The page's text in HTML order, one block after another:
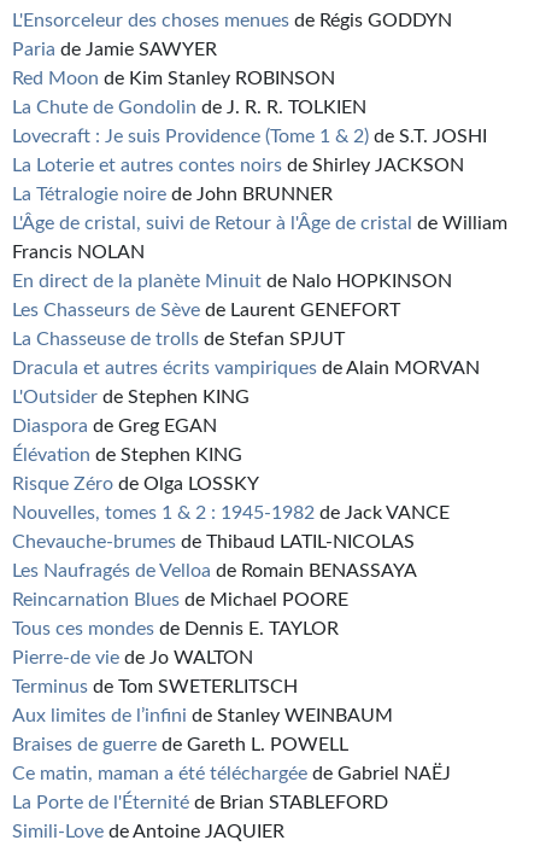
L'Ensorceleur des choses menues de Régis GODDYN
Paria de Jamie SAWYER
Red Moon de Kim Stanley ROBINSON
La Chute de Gondolin de J. R. R. TOLKIEN
Lovecraft : Je suis Providence (Tome 1 & 2) de S.T. JOSHI
La Loterie et autres contes noirs de Shirley JACKSON
La Tétralogie noire de John BRUNNER
L'Âge de cristal, suivi de Retour à l'Âge de cristal de William
Francis NOLAN
En direct de la planète Minuit de Nalo HOPKINSON
Les Chasseurs de Sève de Laurent GENEFORT
La Chasseuse de trolls de Stefan SPJUT
Dracula et autres écrits vampiriques de Alain MORVAN
L'Outsider de Stephen KING
Diaspora de Greg EGAN
Élévation de Stephen KING
Risque Zéro de Olga LOSSKY
Nouvelles, tomes 1 & 2 : 1945-1982 de Jack VANCE
Chevauche-brumes de Thibaud LATIL-NICOLAS
Les Naufragés de Velloa de Romain BENASSAYA
Reincarnation Blues de Michael POORE
Tous ces mondes de Dennis E. TAYLOR
Pierre-de vie de Jo WALTON
Terminus de Tom SWETERLITSCH
Aux limites de l’infini de Stanley WEINBAUM
Braises de guerre de Gareth L. POWELL
Ce matin, maman a été téléchargée de Gabriel NAËJ
La Porte de l'Éternité de Brian STABLEFORD
Simili-Love de Antoine JAQUIER